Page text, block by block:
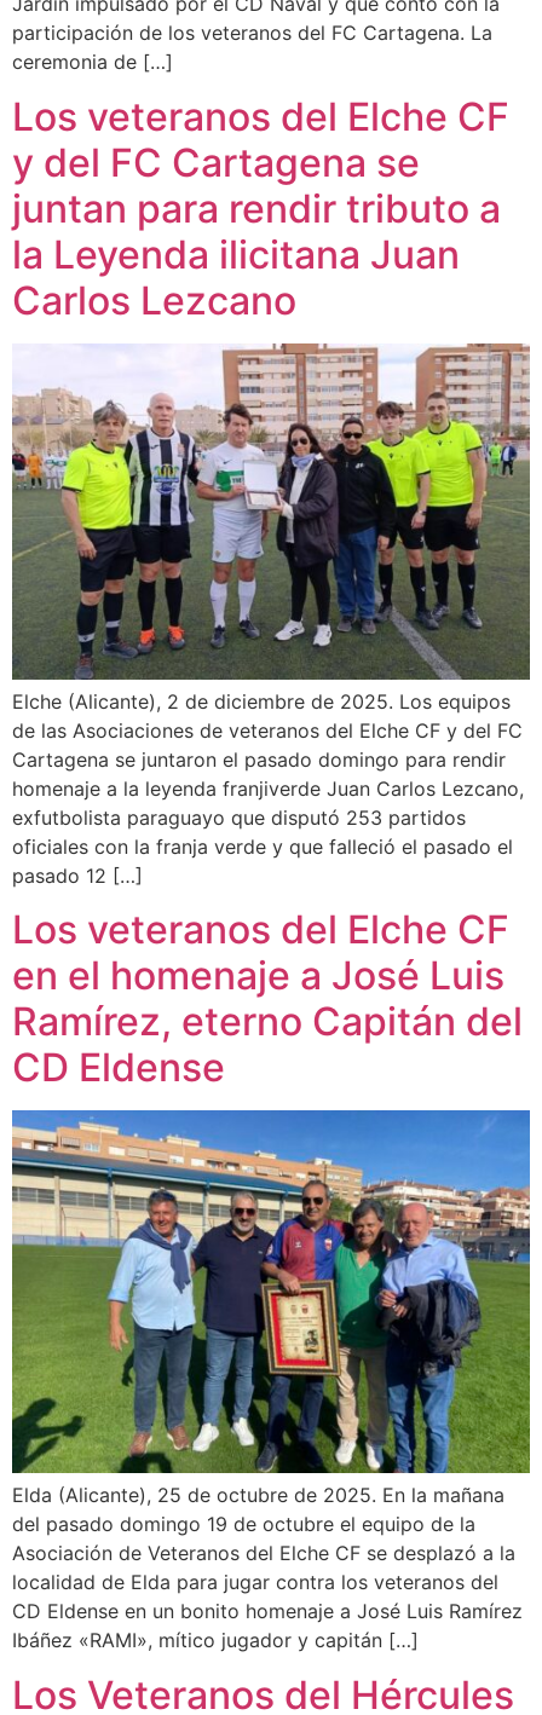
participación de los veteranos del FC Cartagena. La
ceremonia de […]
Los veteranos del Elche CF
y del FC Cartagena se
juntan para rendir tributo a
la Leyenda ilicitana Juan
Carlos Lezcano
Elche (Alicante), 2 de diciembre de 2025. Los equipos
de las Asociaciones de veteranos del Elche CF y del FC
Cartagena se juntaron el pasado domingo para rendir
homenaje a la leyenda franjiverde Juan Carlos Lezcano,
exfutbolista paraguayo que disputó 253 partidos
oficiales con la franja verde y que falleció el pasado el
pasado 12 […]
Los veteranos del Elche CF
en el homenaje a José Luis
Ramírez, eterno Capitán del
CD Eldense
Elda (Alicante), 25 de octubre de 2025. En la mañana
del pasado domingo 19 de octubre el equipo de la
Asociación de Veteranos del Elche CF se desplazó a la
localidad de Elda para jugar contra los veteranos del
CD Eldense en un bonito homenaje a José Luis Ramírez
Ibáñez «RAMI», mítico jugador y capitán […]
Los Veteranos del Hércules